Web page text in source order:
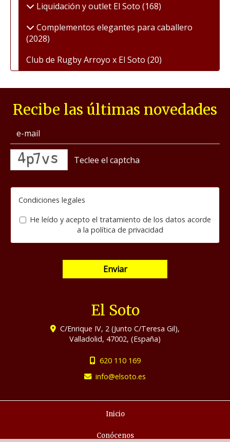
Liquidación y outlet El Soto (168)
Complementos elegantes para caballero
(2028)
Club de Rugby Arroyo x El Soto (20)
Recibe las últimas novedades
Condiciones legales
He leído y acepto el tratamiento de los datos acorde
a la política de privacidad
Enviar
El Soto
C/Enrique IV, 2 (Junto C/Teresa Gil),
Valladolid, 47002, (España)
620 110 169
info
elsoto.es
Inicio
Conócenos